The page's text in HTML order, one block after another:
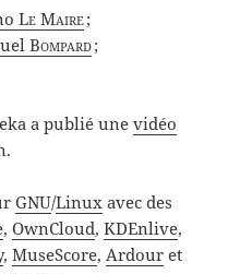
Le Maire;
Bompard;
a publié unevidéo
GNU/Linux avec des
,OwnCloud,KDEnlive,
,MuseScore,Ardour et